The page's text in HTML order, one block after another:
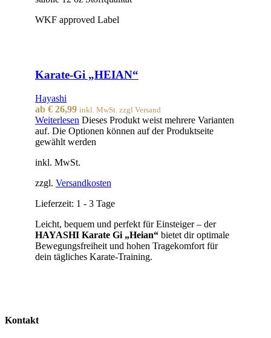
WKF approved Label
Karate-Gi „HEIAN“
Hayashi
ab € 26,99 inkl. MwSt. zzgl Versand
Weiterlesen Dieses Produkt weist mehrere Varianten
auf. Die Optionen können auf der Produktseite
gewählt werden
inkl. MwSt.
zzgl. Versandkosten
Lieferzeit: 1 - 3 Tage
Leicht, bequem und perfekt für Einsteiger – der
HAYASHI Karate Gi „Heian“ bietet dir optimale
Bewegungsfreiheit und hohen Tragekomfort für
dein tägliches Karate-Training.
Kontakt